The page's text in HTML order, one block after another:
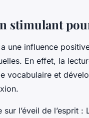
stimulant
une influence
En effet, la
vocabulaire et
sur l’éveil de l’esprit :